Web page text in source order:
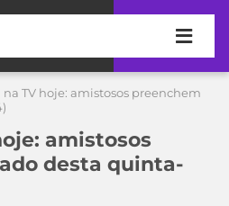
TV hoje: amistosos preenchem
amistosos
desta quinta-